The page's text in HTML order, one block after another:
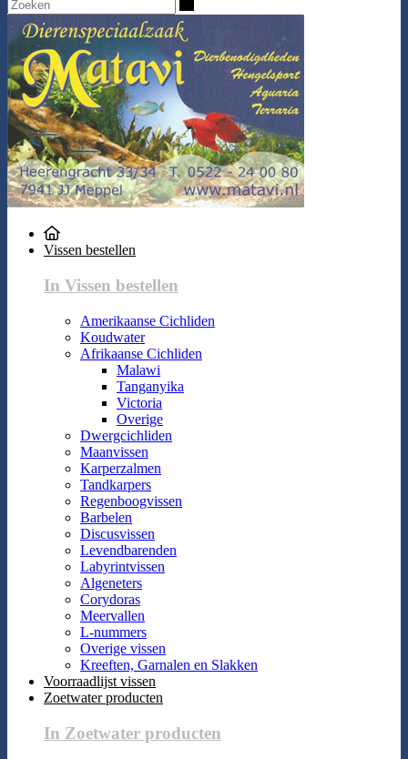
Vissen bestellen
In Vissen bestellen
Amerikaanse Cichliden
Koudwater
Afrikaanse Cichliden
Malawi
Tanganyika
Victoria
Overige
Dwergcichliden
Maanvissen
Karperzalmen
Tandkarpers
Regenboogvissen
Barbelen
Discusvissen
Levendbarenden
Labyrintvissen
Algeneters
Corydoras
Meervallen
L-nummers
Overige vissen
Kreeften, Garnalen en Slakken
Voorraadlijst vissen
Zoetwater producten
In Zoetwater producten